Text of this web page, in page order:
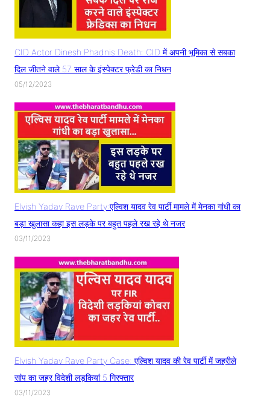
CID Actor Dinesh Phadnis Death: CID में अपनी भूमिका से सबका
दिल जीतने वाले 57 साल के इंस्पेक्टर फ्रेडी का निधन
05/12/2023
Elvish Yadav Rave Party:एल्विश यादव रेव पार्टी मामले में मेनका गांधी का
बड़ा खुलासा कहा इस लड़के पर बहुत पहले रख रहे थे नजर
03/11/2023
Elvish Yadav Rave Party Case: एल्विश यादव की रेव पार्टी में जहरीले
सांप का जहर विदेशी लड़कियां 5 गिरफ्तार
03/11/2023